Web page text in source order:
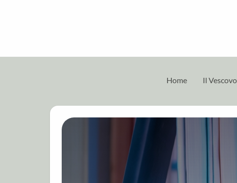
Home Il Vescovo